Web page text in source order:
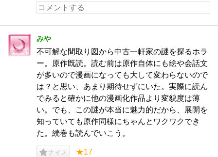
みや
不可解な間取り図から中古一軒家の謎を探るホラ
ー。原作既読。読む前は原作自体にも絵や会話文
が多いので漫画になっても大して変わらないので
は？と思い、あまり期待せずにいた。実際に読ん
でみると確かに他の漫画化作品より変貌度は薄
い。でも、この謎が本当に魅力的だから、展開を
知っていても原作同様にちゃんとワクワクでき
た。続巻も読んでいこう。
ナイス ★17